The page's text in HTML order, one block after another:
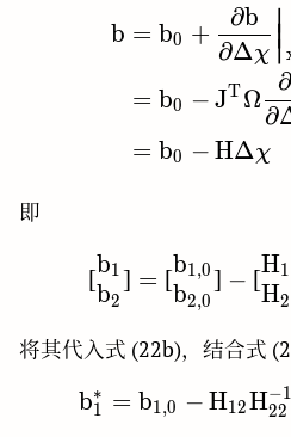
b = b0 +
∂Δχ
∂b
∣
∣∣
∣
= b0 − JTΩ
∂
∂
= b0 − HΔχ
即
[b1
b2
] = [b1,0
b2,0
] − [H1
H2
将其代入式 (22b)，结合式
b1
∗ = b1,0 − H12 H22
−1